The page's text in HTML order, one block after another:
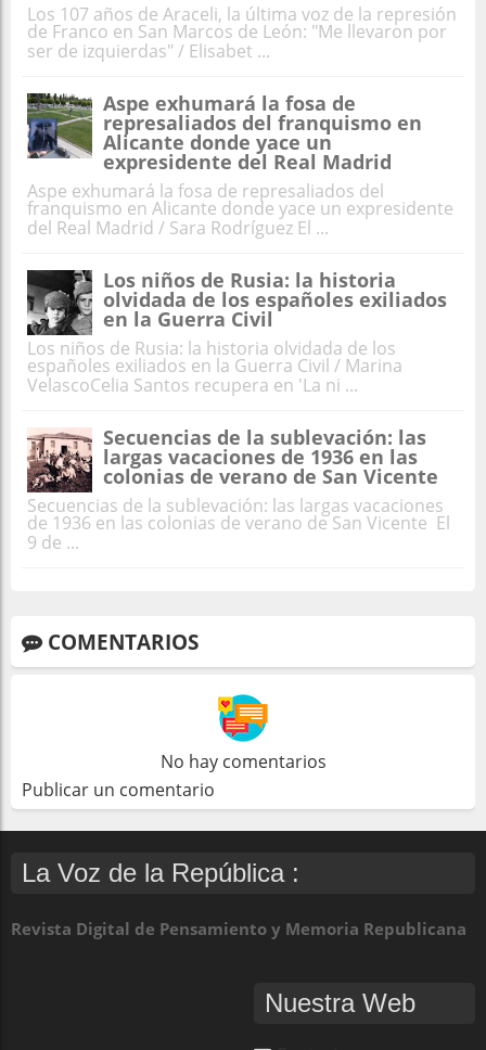
Los 107 años de Araceli, la última voz de la represión
de Franco en San Marcos de León: "Me llevaron por
ser de izquierdas" / Elisabet ...
Aspe exhumará la fosa de
represaliados del franquismo en
Alicante donde yace un
expresidente del Real Madrid
Aspe exhumará la fosa de represaliados del
franquismo en Alicante donde yace un expresidente
del Real Madrid / Sara Rodríguez El ...
Los niños de Rusia: la historia
olvidada de los españoles exiliados
en la Guerra Civil
Los niños de Rusia: la historia olvidada de los
españoles exiliados en la Guerra Civil / Marina
VelascoCelia Santos recupera en 'La ni ...
Secuencias de la sublevación: las
largas vacaciones de 1936 en las
colonias de verano de San Vicente
Secuencias de la sublevación: las largas vacaciones
de 1936 en las colonias de verano de San Vicente El
9 de ...
COMENTARIOS
No hay comentarios
Publicar un comentario
La Voz de la República :
Revista Digital de Pensamiento y Memoria Republicana
Nuestra Web